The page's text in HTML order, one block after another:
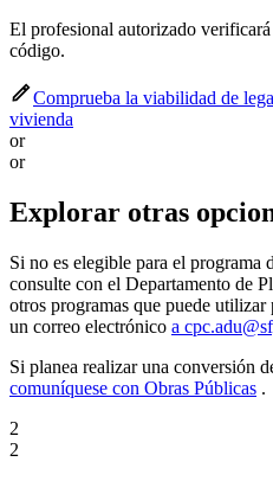
El profesional autorizado
código.
Comprueba la viabilidad de
vivienda
or
or
Explorar otras
Si no es elegible para el programa
consulte con el Departamento de
otros programas que puede
un correo electrónico a
Si planea realizar una conversión
comuníquese con Obras Públicas .
2
2